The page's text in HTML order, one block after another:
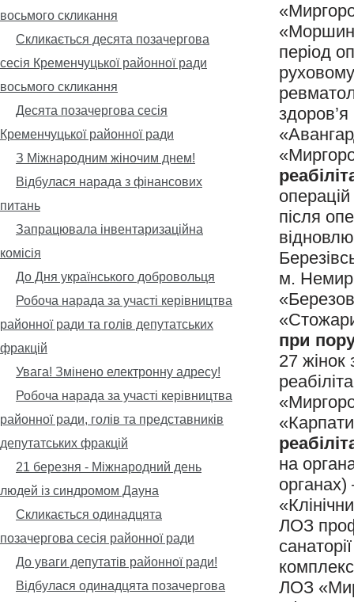
період
здоров’я
після
м.
при
27 жінок
на
ЛОЗ
ЛОЗ
восьмого скликання
Скликається десята позачергова
сесія Кременчуцької районної ради
восьмого скликання
Десята позачергова сесія
Кременчуцької районної ради
З Міжнародним жіночим днем!
Відбулася нарада з фінансових
питань
Запрацювала інвентаризаційна
комісія
До Дня українського добровольця
Робоча нарада за участі керівництва
районної ради та голів депутатських
фракцій
Увага! Змінено електронну адресу!
Робоча нарада за участі керівництва
районної ради, голів та представників
депутатських фракцій
21 березня - Міжнародний день
людей із синдромом Дауна
Скликається одинадцята
позачергова сесія районної ради
До уваги депутатів районної ради!
Відбулася одинадцята позачергова